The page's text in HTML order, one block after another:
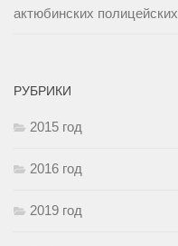
актюбинских полицейских
РУБРИКИ
2015 год
2016 год
2019 год